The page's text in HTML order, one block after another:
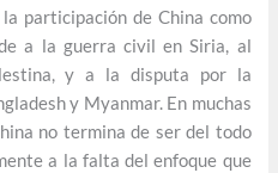
participación de China como
a la guerra civil en Siria, al
y a la disputa por la
y Myanmar. En muchas
no termina de ser del todo
a la falta del enfoque que